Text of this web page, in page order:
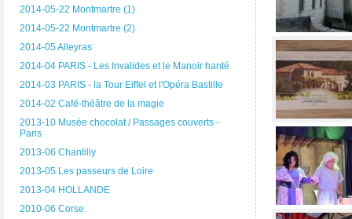
2014-05-22 Montmartre (1)
2014-05-22 Montmartre (2)
2014-05 Alleyras
2014-04 PARIS - Les Invalides et le Manoir hanté
2014-03 PARIS - la Tour Eiffel et l'Opéra Bastille
2014-02 Café-théâtre de la magie
2013-10 Musée chocolat / Passages couverts -
Paris
2013-06 Chantilly
2013-05 Les passeurs de Loire
2013-04 HOLLANDE
2010-06 Corse